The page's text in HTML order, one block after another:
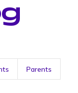
Parents